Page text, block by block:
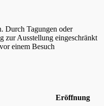
Durch Tagungen oder
zur Ausstellung eingeschränkt
einem Besuch
Eröffnung